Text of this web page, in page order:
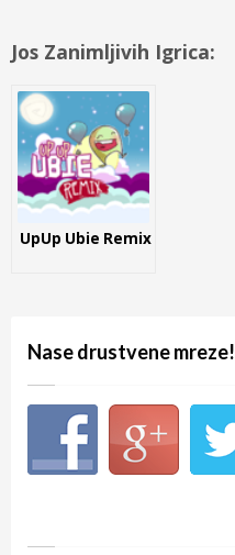
Jos Zanimljivih Igrica:
UpUp Ubie Remix
Nase drustvene mreze!